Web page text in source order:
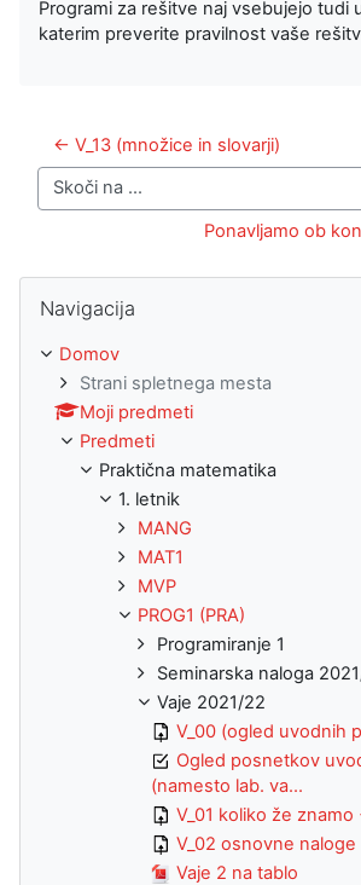
Programi za rešitve naj vsebujejo tudi
katerim preverite pravilnost vaše
← V_13 (množice in slovarji)
Skoči na ...
Ponavljamo ob
Navigacija
Domov
Strani spletnega mesta
Moji predmeti
Predmeti
Praktična matematika
1. letnik
MANG
MAT1
MVP
PROG1 (PRA)
Programiranje 1
Seminarska naloga
Vaje 2021/22
V_00 (ogled uvodnih
Ogled posnetkov
(namesto lab. va...
V_01 koliko že znamo
V_02 osnovne naloge
Vaje 2 na tablo